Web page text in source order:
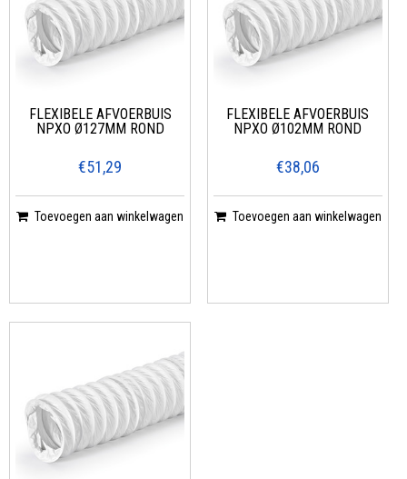
FLEXIBELE AFVOERBUIS
NPXO Ø127MM ROND
€51,29
Toevoegen aan winkelwagen
FLEXIBELE AFVOERBUIS
NPXO Ø102MM ROND
€38,06
Toevoegen aan winkelwagen